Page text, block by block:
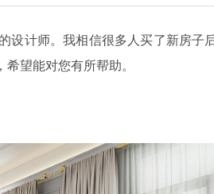
设计师。我相信很多人买了新房子
望能对您有所帮助。